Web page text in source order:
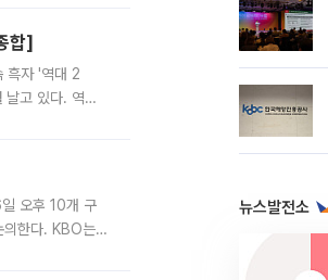
합]
흑자 '역대 2
고 있다. 역대
오후 10개 구
의한다. KBO는
뉴스발전소